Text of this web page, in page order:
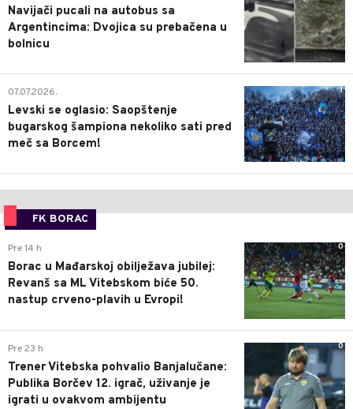
Navijači pucali na autobus sa
Argentincima: Dvojica su prebačena u
bolnicu
1
07.07.2026.
Levski se oglasio: Saopštenje
bugarskog šampiona nekoliko sati pred
meč sa Borcem!
FK BORAC
0
Pre 14 h
Borac u Mađarskoj obilježava jubilej:
Revanš sa ML Vitebskom biće 50.
nastup crveno-plavih u Evropi!
0
Pre 23 h
Trener Vitebska pohvalio Banjalučane:
Publika Borčev 12. igrač, uživanje je
igrati u ovakvom ambijentu